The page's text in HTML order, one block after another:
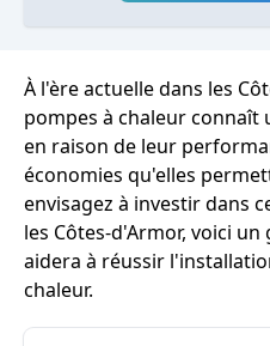
À l'ère actuelle dans les
pompes à chaleur
en raison de leur
économies qu'elles
envisagez à investir dans
les Côtes-d'Armor, voici
aidera à réussir
chaleur.